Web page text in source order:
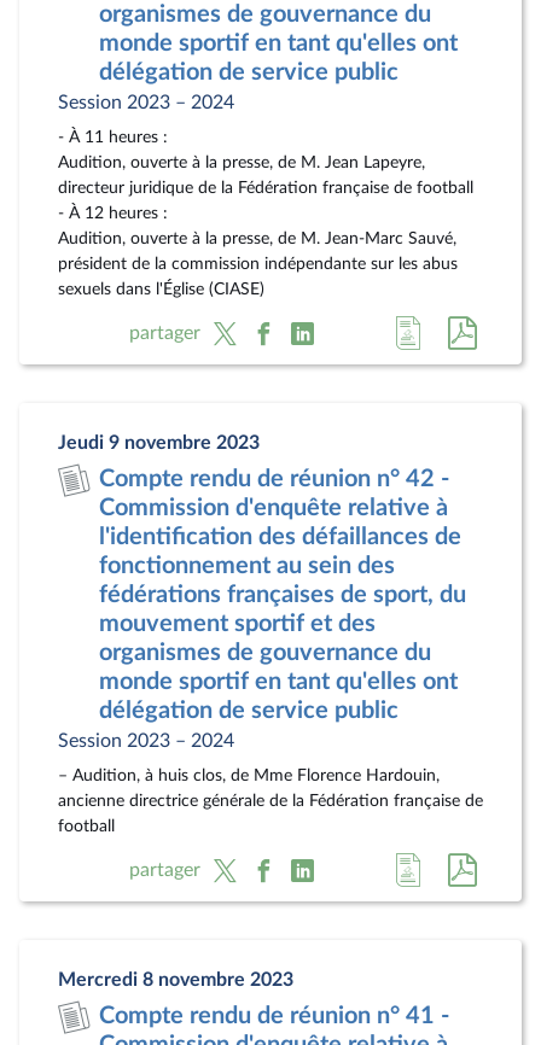
organismes de gouvernance du
monde sportif en tant qu'elles ont
délégation de service public
Session 2023 – 2024
- À 11 heures :
Audition, ouverte à la presse, de M. Jean Lapeyre,
directeur juridique de la Fédération française de football
- À 12 heures :
Audition, ouverte à la presse, de M. Jean-Marc Sauvé,
président de la commission indépendante sur les abus
sexuels dans l'Église (CIASE)
partager
Accéder
à
document
au
pdf
Jeudi 9 novembre 2023
Compte rendu de réunion n° 42 -
Commission d'enquête relative à
l'identification des défaillances de
fonctionnement au sein des
fédérations françaises de sport, du
mouvement sportif et des
organismes de gouvernance du
monde sportif en tant qu'elles ont
délégation de service public
Session 2023 – 2024
– Audition, à huis clos, de Mme Florence Hardouin,
ancienne directrice générale de la Fédération française de
football
partager
Accéder
à
document
au
pdf
Mercredi 8 novembre 2023
Compte rendu de réunion n° 41 -